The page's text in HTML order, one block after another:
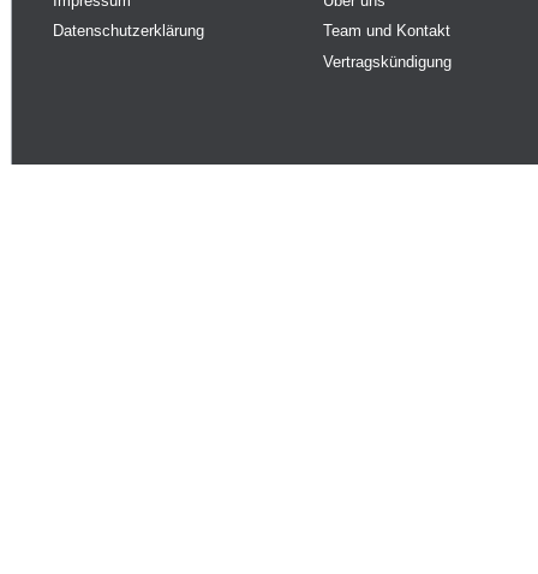
Datenschutzerklärung
Team und Kontakt
Vertragskündigung